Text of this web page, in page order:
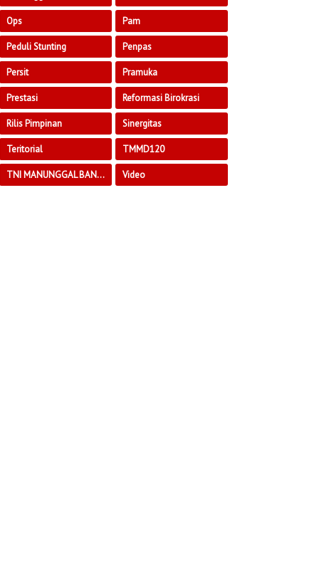
Ops Pam
Peduli Stunting Penpas
Persit Pramuka
Prestasi Reformasi Birokrasi
Rilis Pimpinan Sinergitas
Teritorial TMMD120
TNI MANUNGGAL BANGUN DESA Video